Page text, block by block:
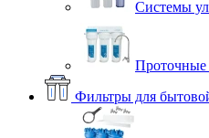
Системы
Проточные
Фильтры для